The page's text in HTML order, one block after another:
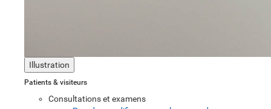
Illustration
Patients & visiteurs
Consultations et examens